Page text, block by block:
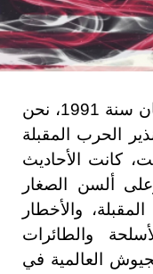
أذكر يوم عدنا من الخليج إلى عمّان سنة 1991، نحن
الحرب المقبلة
كانت الأحاديث
ألسن الصغار
والأخطار
والطائرات
العالمية في